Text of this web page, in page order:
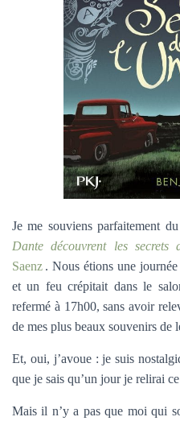
Je me souviens parfaitement
Dante découvrent les secrets
Saenz . Nous étions une
et un feu crépitait dans le
refermé à 17h00, sans avoir
de mes plus beaux souvenirs de
Et, oui, j’avoue : je suis
que je sais qu’un jour je relirai
Mais il n’y a pas que moi qui